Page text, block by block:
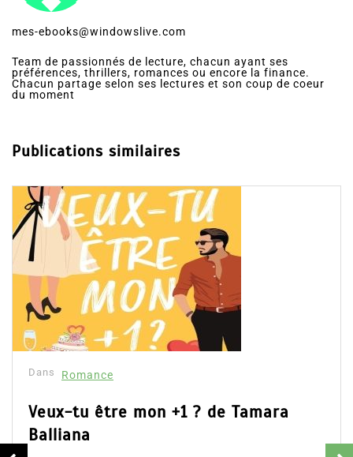
mes-ebooks@windowslive.com
Team de passionnés de lecture, chacun ayant ses
préférences, thrillers, romances ou encore la finance.
Chacun partage selon ses lectures et son coup de coeur
du moment
Publications similaires
Dans Romance